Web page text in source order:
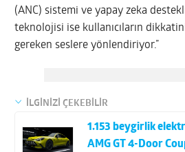
(ANC) sistemi ve yapay zeka
teknolojisi ise kullanıcıların
gereken seslere yönlendiriyor.”
İLGİNİZİ ÇEKEBİLİR
1.153 beygirlik
AMG GT 4-Door